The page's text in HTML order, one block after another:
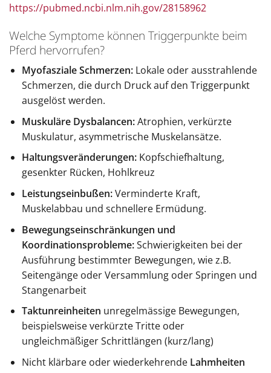
https://pubmed.ncbi.nlm.nih.gov/28158962
Welche Symptome können Triggerpunkte beim
Pferd hervorrufen?
Myofasziale Schmerzen:Lokale oder ausstrahlende
Schmerzen, die durch Druck auf den Triggerpunkt
ausgelöst werden.
Muskuläre Dysbalancen:Atrophien, verkürzte
Muskulatur, asymmetrische Muskelansätze.
Haltungsveränderungen:Kopfschiefhaltung,
gesenkter Rücken, Hohlkreuz
Leistungseinbußen:Verminderte Kraft,
Muskelabbau und schnellere Ermüdung.
Bewegungseinschränkungen und
Koordinationsprobleme:Schwierigkeiten bei der
Ausführung bestimmter Bewegungen, wie z.B.
Seitengänge oder Versammlung oder Springen und
Stangenarbeit
Taktunreinheiten unregelmässige Bewegungen,
beispielsweise verkürzte Tritte oder
ungleichmäßiger Schrittlängen (kurz/lang)
Nicht klärbare oder wiederkehrende Lahmheiten